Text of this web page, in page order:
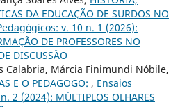
DA EDUCAÇÃO DE SURDOS NO
v. 10 n. 1 (2026):
DE PROFESSORES NO
DISCUSSÃO
Calabria, Márcia Finimundi Nóbile,
E O PEDAGOGO: , Ensaios
2 (2024): MÚLTIPLOS OLHARES